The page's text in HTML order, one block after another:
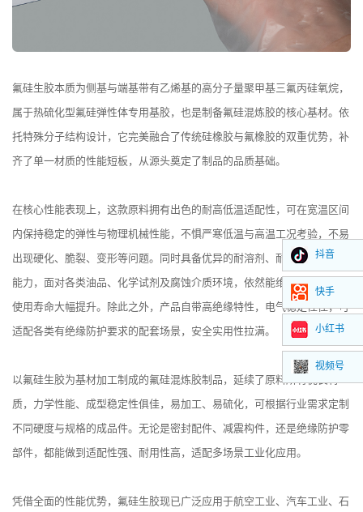
氟硅生胶本质为侧基与端基带有乙烯基的高分子量聚甲基三氟丙硅氧烷，
属于热硫化型氟硅弹性体专用基胶，也是制备氟硅混炼胶的核心基材。依
托特殊分子结构设计，它完美融合了传统硅橡胶与氟橡胶的双重优势，补
齐了单一材质的性能短板，从源头奠定了制品的品质基础。
在核心性能表现上，这款原料拥有出色的耐高低温适配性，可在宽温区间
内保持稳定的弹性与物理机械性能，不惧严寒低温与高温工况考验，不易
出现硬化、脆裂、变形等问题。同时具备优异的耐溶剂、耐油耐化学腐蚀
能力，面对各类油品、化学试剂及腐蚀介质环境，依然能维持结构完整，
使用寿命大幅提升。除此之外，产品自带高绝缘特性，电气稳定性佳，可
适配各类有绝缘防护要求的配套场景，安全实用性拉满。
以氟硅生胶为基材加工制成的氟硅混炼胶制品，延续了原料所有优良特
质，力学性能、成型稳定性俱佳，易加工、易硫化，可根据行业需求定制
不同硬度与规格的成品件。无论是密封配件、减震构件，还是绝缘防护零
部件，都能做到适配性强、耐用性高，适配多场景工业化应用。
凭借全面的性能优势，氟硅生胶现已广泛应用于航空工业、汽车工业、石
抖音
快手
小红书
视频号